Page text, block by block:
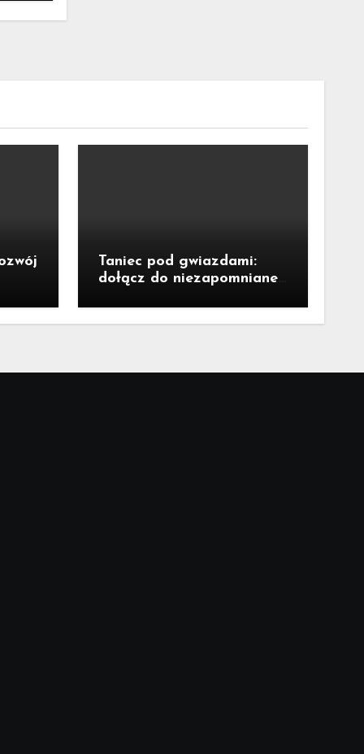
Taniec pod gwiazdami:
dołącz do niezapomnianej
Neptuna!